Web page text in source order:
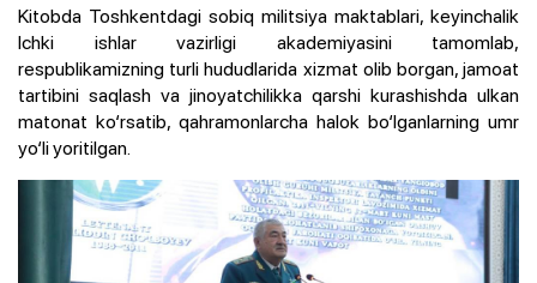
Kitobda Toshkentdagi sobiq militsiya maktablari, keyinchalik
Ichki ishlar vazirligi akademiyasini tamomlab,
respublikamizning turli hududlarida xizmat olib borgan, jamoat
tartibini saqlash va jinoyatchilikka qarshi kurashishda ulkan
matonat ko‘rsatib, qahramonlarcha halok bo‘lganlarning umr
yo‘li yoritilgan.